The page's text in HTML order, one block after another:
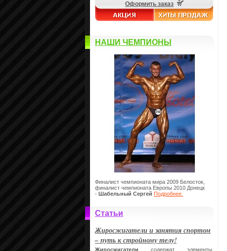
Оформить заказ
НАШИ ЧЕМПИОНЫ
Финалист чемпионата мира 2009 Белосток,
финалист чемпионата Европы 2010 Донецк
- Шабельный Сергей Подробнее.
Статьи
Жиросжигатели и занятия спортом
– путь к стройному телу!
Жиросжигатели содержат элементы,